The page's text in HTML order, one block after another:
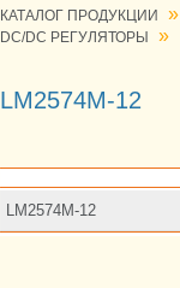
КАТАЛОГ ПРОДУКЦИИ »
DC/DC РЕГУЛЯТОРЫ
»
LM2574M-12
LM2574M-12